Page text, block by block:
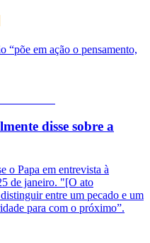
“põe em ação o pensamento,
disse sobre a
o Papa em entrevista à
de janeiro. "[O ato
entre um pecado e um
para com o próximo”.